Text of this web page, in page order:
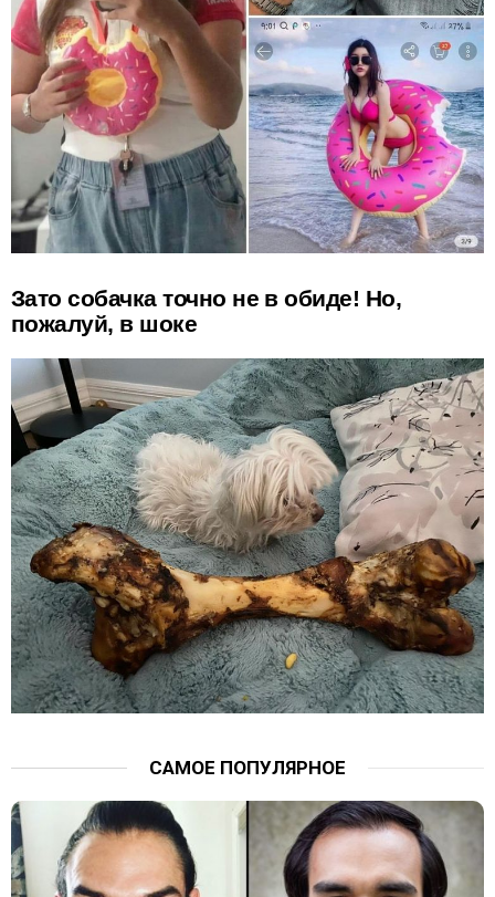
Зато собачка точно не в обиде! Но,
пожалуй, в шоке
САМОЕ ПОПУЛЯРНОЕ